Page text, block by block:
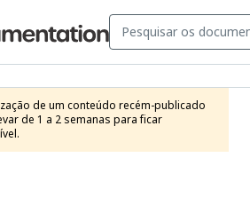
de um conteúdo recém-publicado
de 1 a 2 semanas para ficar